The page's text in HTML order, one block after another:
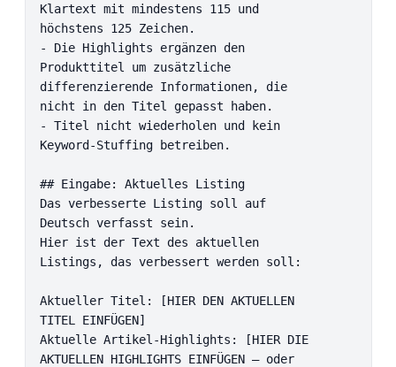
Klartext mit mindestens 115 und
höchstens 125 Zeichen.
- Die Highlights ergänzen den
Produkttitel um zusätzliche
differenzierende Informationen, die
nicht in den Titel gepasst haben.
- Titel nicht wiederholen und kein
Keyword-Stuffing betreiben.
## Eingabe: Aktuelles Listing
Das verbesserte Listing soll auf
Deutsch verfasst sein.
Hier ist der Text des aktuellen
Listings, das verbessert werden soll:
Aktueller Titel: [HIER DEN AKTUELLEN
TITEL EINFÜGEN]
Aktuelle Artikel-Highlights: [HIER DIE
AKTUELLEN HIGHLIGHTS EINFÜGEN – oder